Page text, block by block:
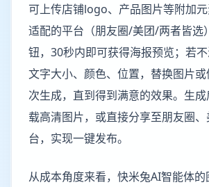
可上传店铺logo、产品图片等附加
适配的平台（朋友圈/美团/两者皆选
钮，30秒内即可获得海报预览；若
文字大小、颜色、位置，替换图片
次生成，直到得到满意的效果。生
载高清图片，或直接分享至朋友圈
台，实现一键发布。
从成本角度来看，快米兔AI智能体